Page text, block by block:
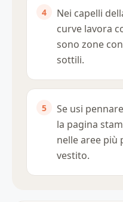
Nei capelli
curve lavora
sono zone
sottili.
Se usi
la pagina
nelle aree più
vestito.